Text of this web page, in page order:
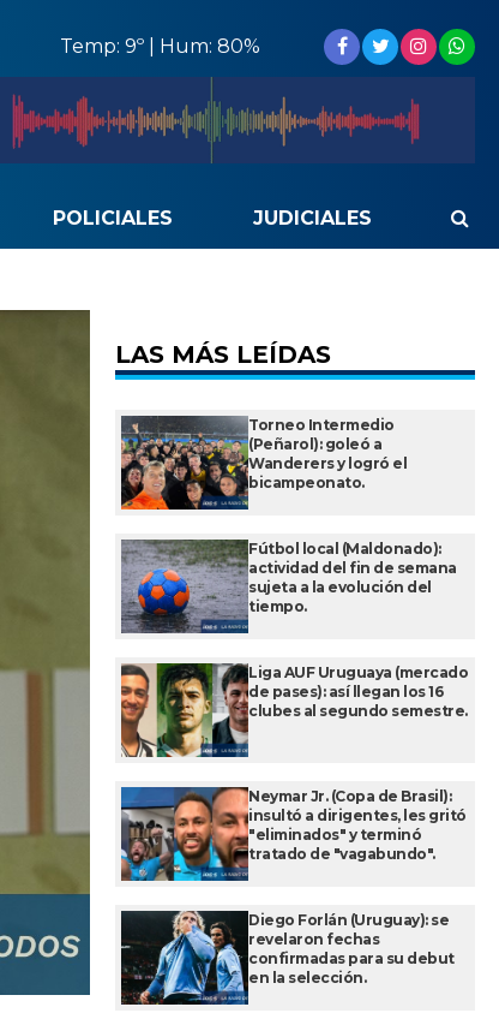
Temp: 9º | Hum: 80%
POLICIALES JUDICIALES
LAS MÁS LEÍDAS
Torneo Intermedio
(Peñarol): goleó a
Wanderers y logró el
bicampeonato.
Fútbol local (Maldonado):
actividad del fin de semana
sujeta a la evolución del
tiempo.
Liga AUF Uruguaya (mercado
de pases): así llegan los 16
clubes al segundo semestre.
Neymar Jr. (Copa de Brasil):
insultó a dirigentes, les gritó
"eliminados" y terminó
tratado de "vagabundo".
Diego Forlán (Uruguay): se
revelaron fechas
confirmadas para su debut
en la selección.